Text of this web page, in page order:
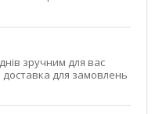
зручним для вас
для замовлень